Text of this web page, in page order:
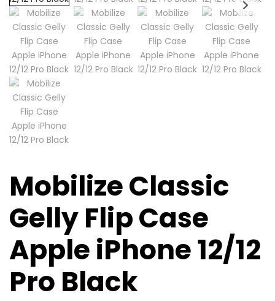
Mobilize Classic
Gelly Flip Case
Apple iPhone 12/12
Pro Black